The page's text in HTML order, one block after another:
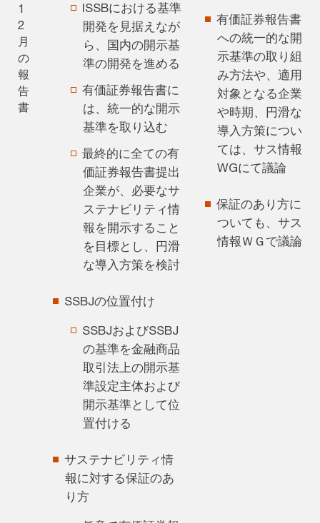
1
2
月
の
報
告
書
ISSBにおける基準
開発を見据えなが
ら、国内の開示基
準の開発を進める
有価証券報告書に
は、統一的な開示
基準を取り込む
最終的に全ての有
価証券報告書提出
企業が、必要なサ
ステナビリティ情
報を開示すること
を目標とし、円滑
な導入方策を検討
SSBJの位置付け
SSBJおよびSSBJ
の基準を金融商品
取引法上の開示基
準設定主体および
開示基準として位
置付ける
サステナビリティ情
報に対する保証のあ
り方
有価証券報告書
への統一的な開
示基準の取り組
み方法や、適用
対象となる企業
や時期、円滑な
導入方策につい
ては、サス情報
WGにて議論
保証のあり方に
ついても、サス
情報ＷＧで議論